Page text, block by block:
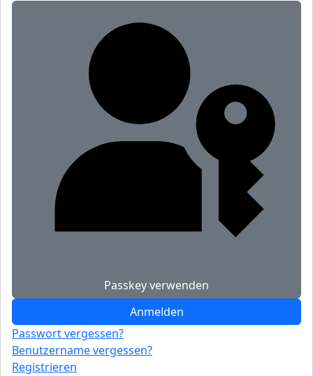
Passkey verwenden
Anmelden
Passwort vergessen?
Benutzername vergessen?
Registrieren